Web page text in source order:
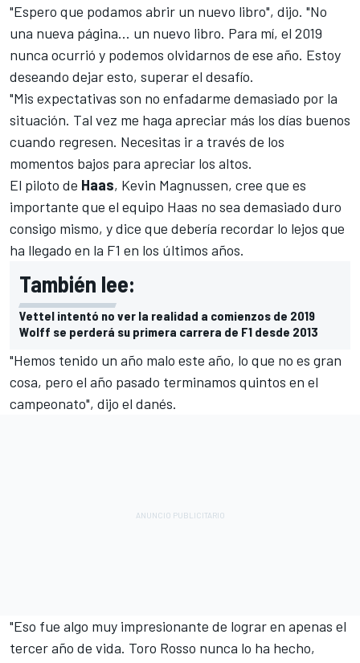
"Espero que podamos abrir un nuevo libro", dijo. "No
una nueva página... un nuevo libro. Para mí, el 2019
nunca ocurrió y podemos olvidarnos de ese año. Estoy
deseando dejar esto, superar el desafío.
"Mis expectativas son no enfadarme demasiado por la
situación. Tal vez me haga apreciar más los días buenos
cuando regresen. Necesitas ir a través de los
momentos bajos para apreciar los altos.
El piloto de Haas, Kevin Magnussen, cree que es
importante que el equipo Haas no sea demasiado duro
consigo mismo, y dice que debería recordar lo lejos que
ha llegado en la F1 en los últimos años.
También lee:
Vettel intentó no ver la realidad a comienzos de 2019
Wolff se perderá su primera carrera de F1 desde 2013
"Hemos tenido un año malo este año, lo que no es gran
cosa, pero el año pasado terminamos quintos en el
campeonato", dijo el danés.
"Eso fue algo muy impresionante de lograr en apenas el
tercer año de vida. Toro Rosso nunca lo ha hecho,